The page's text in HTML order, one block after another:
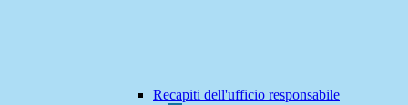
Recapiti dell'ufficio responsabile